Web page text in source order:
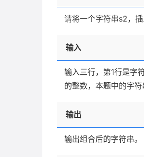
请将一个字符串s2，
输入
输入三行，第1行是字
的整数，本题中的字符
输出
输出组合后的字符串。